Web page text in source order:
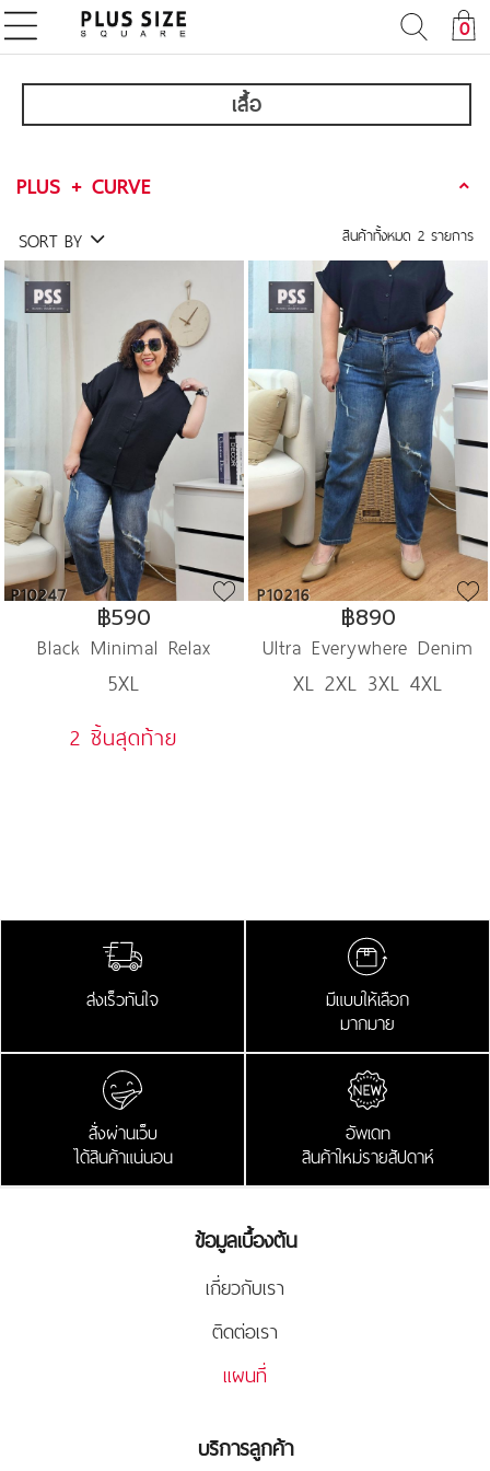
0
เสื้อ
PLUS + CURVE
SORT BY สินค้าทั้งหมด 2 รายการ
P10247
฿590
Black Minimal Relax
5XL
2 ชิ้นสุดท้าย
P10216
฿890
Ultra Everywhere Denim
XL 2XL 3XL 4XL
ส่งเร็วทันใจ มีแบบให้เลือก
มากมาย
สั่งผ่านเว็บ
ได้สินค้าแน่นอน
อัพเดท
สินค้าใหม่รายสัปดาห์
ข้อมูลเบื้องต้น
เกี่ยวกับเรา
ติดต่อเรา
แผนที่
บริการลูกค้า